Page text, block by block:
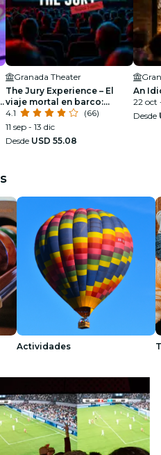
Granada Theater
The Jury Experience – El
viaje mortal en barco:
¿podrá Minneapolis impartir
justicia?
4.1
(66)
11 sep - 13 dic
Desde USD 55.08
An
22 oct
Desde
Actividades